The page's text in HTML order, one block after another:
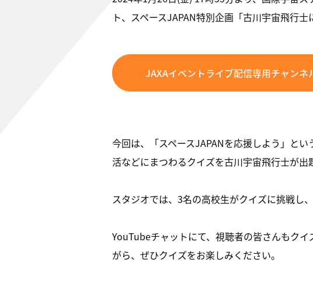
ト、スペースJAPAN特別企画「古川宇宙飛行
JAXAイベントライブ配信専用チャンネ
今回は、「スペースJAPANを応援しよう」と
活などにまつわるクイズを古川宇宙飛行士が出
スタジオでは、3名の高校生がクイズに挑戦し
YouTubeチャットにて、視聴者の皆さんもク
がら、ぜひクイズをお楽しみください。